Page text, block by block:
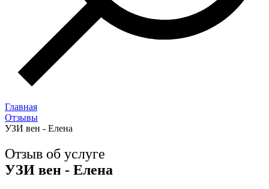
Главная
Отзывы
УЗИ вен - Елена
Отзыв об услуге
УЗИ вен - Елена